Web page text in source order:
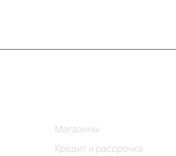
Магазины
Кредит и рассрочка